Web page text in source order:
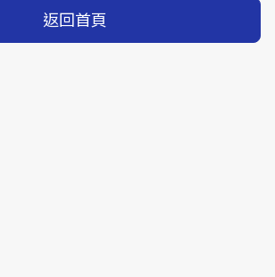
返回首頁